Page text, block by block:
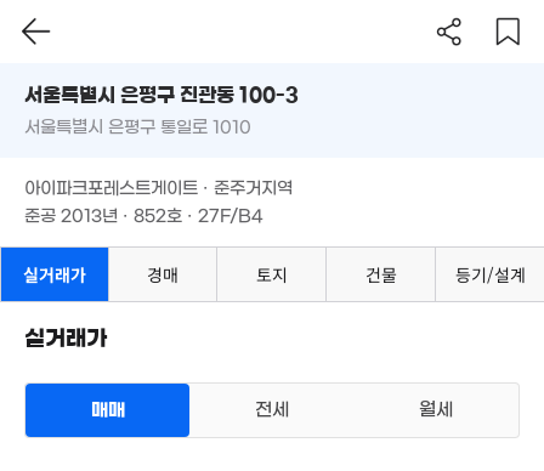
1.1억
필터 매물 탐색
서울시 은평구 진관동 100-3
준공 2013년 · 852호 · 27F/B4
서울특별시 은평구 진관동 100-3
서울특별시 은평구 통일로 1010
아이파크포레스트게이트 · 준주거지역
준공 2013년 · 852호 · 27F/B4
실거래가 경매 토지 건물 등기/설계
실거래가
매매 전세 월세